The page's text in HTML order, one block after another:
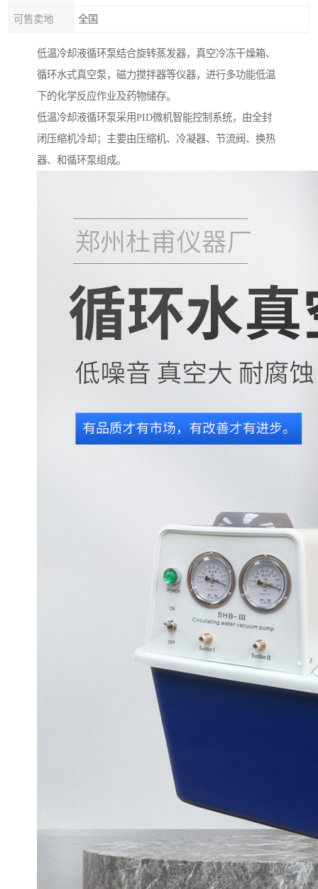
可售卖地 全国
低温冷却液循环泵结合旋转蒸发器，真空冷冻干燥箱、
循环水式真空泵，磁力搅拌器等仪器，进行多功能低温
下的化学反应作业及药物储存。
低温冷却液循环泵采用PID微机智能控制系统，由全封
闭压缩机冷却；主要由压缩机、冷凝器、节流阀、换热
器、和循环泵组成。